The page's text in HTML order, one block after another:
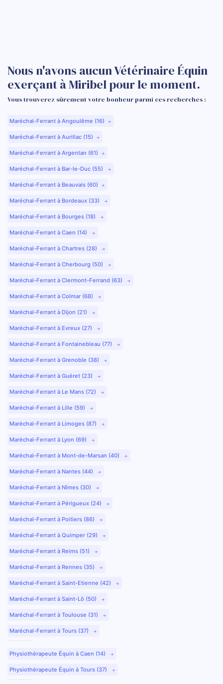
Nous n'avons aucun Vétérinaire Équin
exerçant à Miribel pour le moment.
Vous trouverez sûrement votre bonheur parmi ces recherches :
Maréchal-Ferrant à Angoulême (16)
Maréchal-Ferrant à Aurillac (15)
Maréchal-Ferrant à Argentan (61)
Maréchal-Ferrant à Bar-le-Duc (55)
Maréchal-Ferrant à Beauvais (60)
Maréchal-Ferrant à Bordeaux (33)
Maréchal-Ferrant à Bourges (18)
Maréchal-Ferrant à Caen (14)
Maréchal-Ferrant à Chartres (28)
Maréchal-Ferrant à Cherbourg (50)
Maréchal-Ferrant à Clermont-Ferrand (63)
Maréchal-Ferrant à Colmar (68)
Maréchal-Ferrant à Dijon (21)
Maréchal-Ferrant à Evreux (27)
Maréchal-Ferrant à Fontainebleau (77)
Maréchal-Ferrant à Grenoble (38)
Maréchal-Ferrant à Guéret (23)
Maréchal-Ferrant à Le Mans (72)
Maréchal-Ferrant à Lille (59)
Maréchal-Ferrant à Limoges (87)
Maréchal-Ferrant à Lyon (69)
Maréchal-Ferrant à Mont-de-Marsan (40)
Maréchal-Ferrant à Nantes (44)
Maréchal-Ferrant à Nîmes (30)
Maréchal-Ferrant à Périgueux (24)
Maréchal-Ferrant à Poitiers (86)
Maréchal-Ferrant à Quimper (29)
Maréchal-Ferrant à Reims (51)
Maréchal-Ferrant à Rennes (35)
Maréchal-Ferrant à Saint-Etienne (42)
Maréchal-Ferrant à Saint-Lô (50)
Maréchal-Ferrant à Toulouse (31)
Maréchal-Ferrant à Tours (37)
Physiothérapeute Équin à Caen (14)
Physiothérapeute Équin à Tours (37)